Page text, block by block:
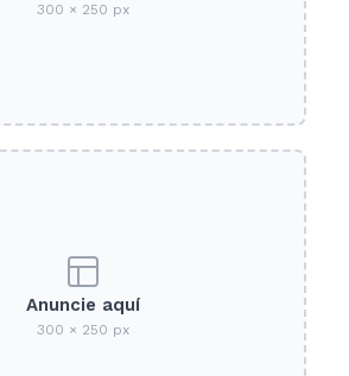
300 × 250 px
Anuncie aquí
300 × 250 px